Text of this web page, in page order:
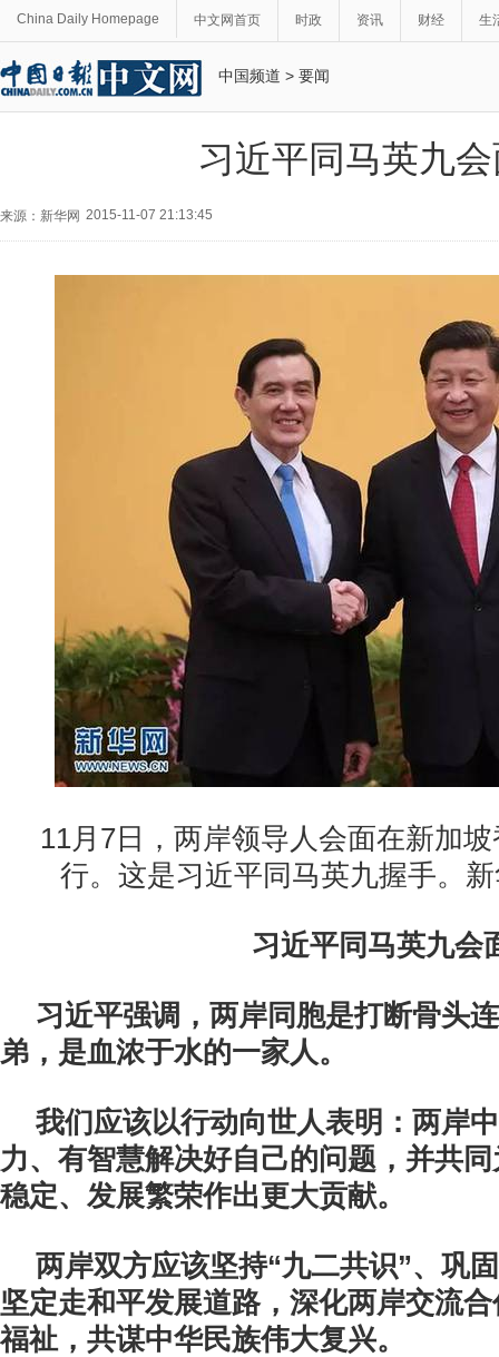
China Daily Homepage 中文网首页 时政 资讯 财经 生
中国频道 > 要闻
习近平同马英九
来源：新华网 2015-11-07 21:13:45
11月7日，两岸领导人会面在新加
行。这是习近平同马英九握手。
习近平同马英九会
习近平强调，两岸同胞是打断骨头
弟，是血浓于水的一家人。
我们应该以行动向世人表明：两岸
力、有智慧解决好自己的问题，并共
稳定、发展繁荣作出更大贡献。
两岸双方应该坚持“九二共识”、巩
坚定走和平发展道路，深化两岸交流
福祉，共谋中华民族伟大复兴。